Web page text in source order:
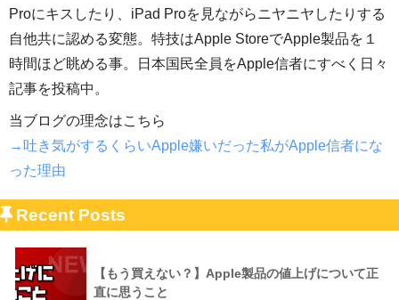
Proにキスしたり、iPad Proを見ながらニヤニヤしたりする
自他共に認める変態。特技はApple StoreでApple製品を１
時間ほど眺める事。日本国民全員をApple信者にすべく日々
記事を投稿中。
当ブログの理念はこちら
→吐き気がするくらいApple嫌いだった私がApple信者にな
った理由
Recent Posts
【もう買えない？】Apple製品の値上げについて正
直に思うこと